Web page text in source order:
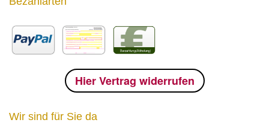
Hier Vertrag widerrufen
Wir sind für Sie da